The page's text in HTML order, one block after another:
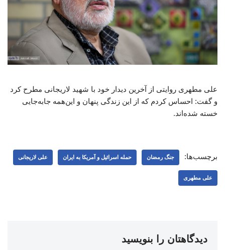
علی مطهری روایتی از آخرین دیدار خود با شهید لاریجانی مطرح کرد
و گفت: احساس کردم که از این زندگی پنهان و این‌همه جابه‌جایی
خسته شده‌اند.
برچسب‌ها: جنگ رمضان حمله اسرائیل و آمریکا به ایران علی لاریجانی
علی مطهری
دیدگاهتان را بنویسید